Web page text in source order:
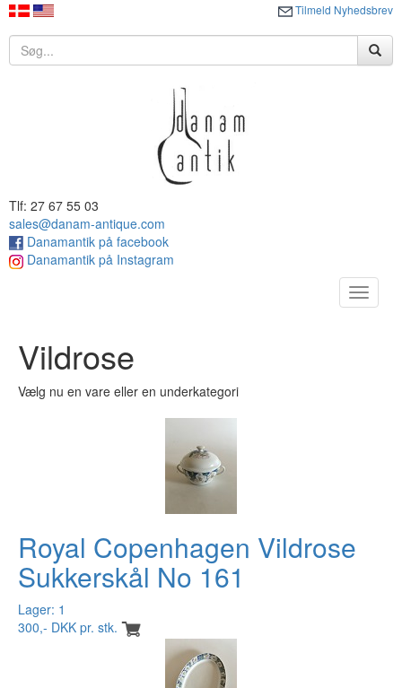
Tilmeld Nyhedsbrev
Tlf: 27 67 55 03
sales@danam-antique.com
Danamantik på facebook
Danamantik på Instagram
Toggle
Vildrose
Vælg nu en vare eller en underkategori
Royal Copenhagen Vildrose
Sukkerskål No 161
Lager: 1
300,- DKK pr. stk.